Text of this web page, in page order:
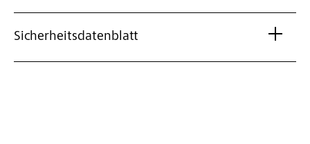
Sicherheitsdatenblatt